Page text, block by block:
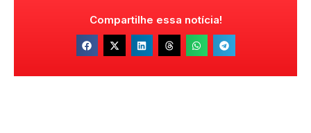
Compartilhe essa notícia!